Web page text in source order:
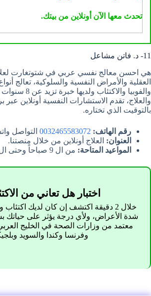
تحدث معها الآن أونلاين من بيتك.
11- د. فاتن مشاعل
هي احسن معالج نفسي عربي في شتوتغارت
العقلية والأمراض النفسية والسلوكية، تعالج
والفوبيا
والعلاج، تقدم الاستشارات النفسية أونلاين عبر
بالتوقيت الذي تختاره.
رقم الهاتف:
التواصل
العنوان: العلاج أونلاين من خلال منصتنا.
المواعيد المتاحة: من ال 9 صباحاً وحتى ال 23 ليلاً.
اختبار هل تعاني من
خلال 2 دقيقة اكتشف إن كان لديك
شدة الأعراض، ولأي درجة يؤثر على حياتك
معتمد من وزارات الصحة في الخليج العربي
وفرنسا وكندا والسويد